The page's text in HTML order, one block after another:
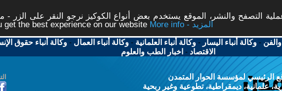
التصفح والنشر، الموقع يستخدم بعض أنواع الكوكيز نرجو النقر على الزر -
the best experience on our website
More info - المزيد
والفن -وكالة أنباء اليسار -وكالة أنباء العلمانية -وكالة أنباء العمال -وكالة أنباء حقوق
الاقتصاد - اخبار الطب والعلوم
الرئيسي لمؤسسة الحوار المتمدن
علمانية، ديمقراطية، تطوعية وغير ربحية